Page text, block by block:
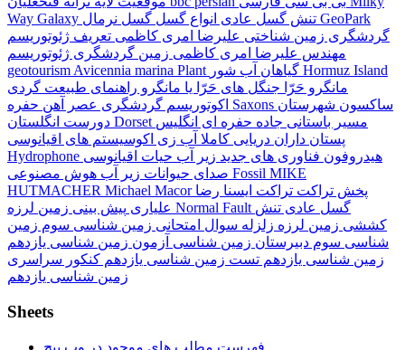
Way Galaxy
تنش گسل عادی انواع گسل
GeoPark
گردشگری زمین شناختی علیرضا امری کاظمی تعریف ژئوتوریسم
مهندس علیرضا امری کاظمی زمین گردشگری ژئوتوریسم
geotourism Avicennia marina Plant
Hormuz Island
مانگرو حَرّا جنگل های حَرّا یا مانگرو راهنمای طبیعت گردی
اکوتوریسم گردشگری عصر آهن Saxons ساکسون شهرستان
Dorset مسیر باستانی جاده حفره ای انگلیس
پستان داران دریایی کاملا آب زی اکوسیستم های اقیانوسی
Hydrophone
هیدروفون فناوری های جدید زیر آب حیات اقیانوسی
صدای حیوانات زیر آب Fossil MIKE
HUTMACHER Michael Macor پخش تراکت تراکت ایسنا رضا
علیاری Normal Fault گسل عادی تنش
کششی زمین لرزه زلزله سوال امتحانی زمین شناسی سوم زمین
شناسی سوم دبیرستان زمین شناسی آزمون زمین شناسی یازدهم
زمین شناسی یازدهم تست زمین شناسی یازدهم کنکور سراسری
زمین شناسی یازدهم
Sheets